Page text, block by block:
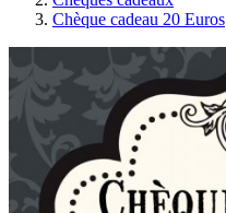
Chèque cadeau 20 Euros